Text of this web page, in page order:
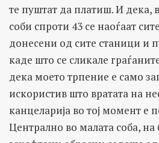
те пуштат да платиш. И дека,
соби спроти 43 се наоѓаат
донесени од сите станици и
каде што се сликале
дека моето трпение е само
искористив што вратата на
канцеларија во тој момент е
Централно во малата соба,